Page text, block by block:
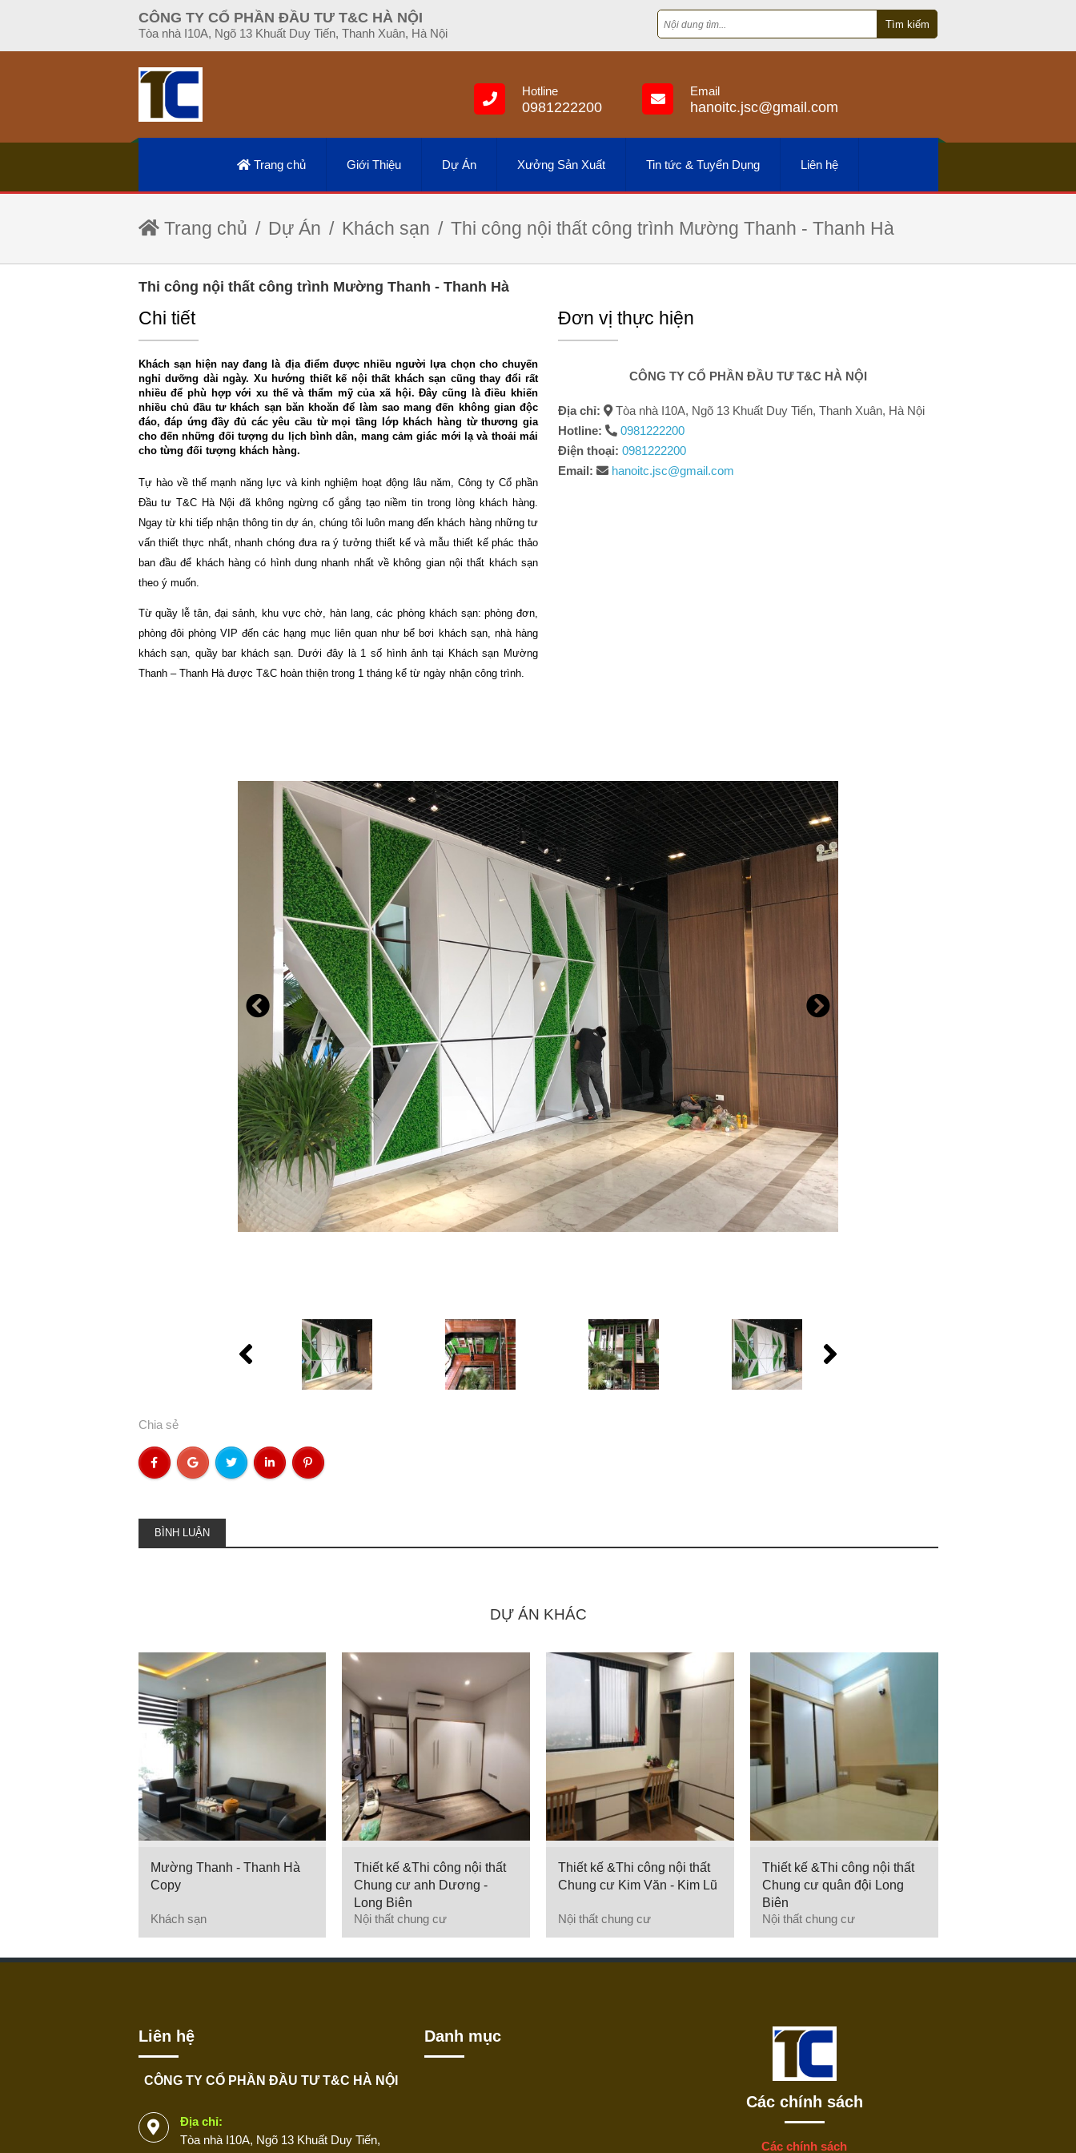
CÔNG TY CỔ PHẦN ĐẦU TƯ T&C HÀ NỘI
Tòa nhà I10A, Ngõ 13 Khuất Duy Tiến, Thanh Xuân, Hà Nội
Tìm kiếm
Hotline
0981222200
Email
hanoitc.jsc@gmail.com
Trang chủ Giới Thiệu Dự Án Xưởng Sản Xuất Tin tức & Tuyển Dụng Liên hệ
Trang chủ Dự Án Khách sạn Thi công nội thất công trình Mường Thanh - Thanh Hà
Thi công nội thất công trình Mường Thanh - Thanh Hà
Chi tiết
Khách sạn hiện nay đang là địa điểm được nhiều người lựa chọn cho chuyến
nghỉ dưỡng dài ngày. Xu hướng thiết kế nội thất khách sạn cũng thay đổi rất
nhiều để phù hợp với xu thế và thẩm mỹ của xã hội. Đây cũng là điều khiến
nhiều chủ đầu tư khách sạn băn khoăn để làm sao mang đến không gian độc
đáo, đáp ứng đầy đủ các yêu cầu từ mọi tầng lớp khách hàng từ thương gia
cho đến những đối tượng du lịch bình dân, mang cảm giác mới lạ và thoải mái
cho từng đối tượng khách hàng.
Tự hào về thế mạnh năng lực và kinh nghiệm hoạt động lâu năm, Công ty Cổ phần
Đầu tư T&C Hà Nội đã không ngừng cố gắng tạo niềm tin trong lòng khách hàng.
Ngay từ khi tiếp nhận thông tin dự án, chúng tôi luôn mang đến khách hàng những tư
vấn thiết thực nhất, nhanh chóng đưa ra ý tưởng thiết kế và mẫu thiết kế phác thảo
ban đầu để khách hàng có hình dung nhanh nhất về không gian nội thất khách sạn
theo ý muốn.
Từ quầy lễ tân, đại sảnh, khu vực chờ, hàn lang, các phòng khách sạn: phòng đơn,
phòng đôi phòng VIP đến các hạng mục liên quan như bể bơi khách sạn, nhà hàng
khách sạn, quầy bar khách sạn. Dưới đây là 1 số hình ảnh tại Khách sạn Mường
Thanh – Thanh Hà được T&C hoàn thiện trong 1 tháng kể từ ngày nhận công trình.
Đơn vị thực hiện
CÔNG TY CỔ PHẦN ĐẦU TƯ T&C HÀ NỘI
Địa chỉ:
Tòa nhà I10A, Ngõ 13 Khuất Duy Tiến, Thanh Xuân, Hà Nội
Hotline:
0981222200
Điện thoại: 0981222200
Email:
hanoitc.jsc@gmail.com
Chia sẻ
BÌNH LUẬN
DỰ ÁN KHÁC
Mường Thanh - Thanh Hà
Copy
Khách sạn
Thiết kế &Thi công nội thất
Chung cư anh Dương -
Long Biên
Nội thất chung cư
Thiết kế &Thi công nội thất
Chung cư Kim Văn - Kim Lũ
Nội thất chung cư
Thiết kế &Thi công nội thất
Chung cư quân đội Long
Biên
Nội thất chung cư
Liên hệ
CÔNG TY CỔ PHẦN ĐẦU TƯ T&C HÀ NỘI
Địa chỉ:
Tòa nhà I10A, Ngõ 13 Khuất Duy Tiến,
Danh mục
Các chính sách
Các chính sách